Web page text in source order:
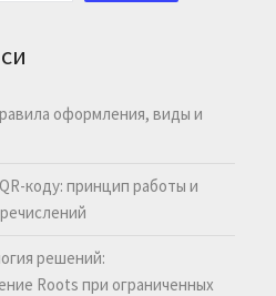
оформления, виды и
коду: принцип работы и
решений:
Roots при ограниченных